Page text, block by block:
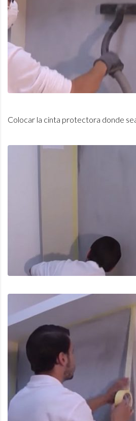
Colocar la cinta protectora donde